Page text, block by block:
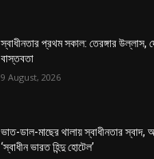
স্বাধীনতার প্রথম সকাল: তেরঙ্গার উল্লাস,
বাস্তবতা
9 August, 2026
ভাত-ডাল-মাছের থালায় স্বাধীনতার
‘স্বাধীন ভারত হিন্দু হোটেল’